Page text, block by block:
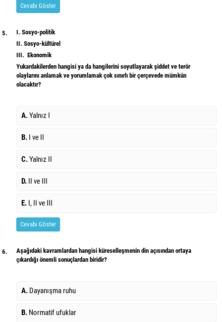
Cevabı Göster
5.
I. Sosyo-politik
II. Sosyo-kültürel
III. Ekonomik
Yukardakilerden hangisi ya da hangilerini soyutlayarak şiddet ve terör
olaylarını anlamak ve yorumlamak çok sınırlı bir çerçevede mümkün
olacaktır?
A.Yalnız I
B. I ve II
C.Yalnız II
D. II ve III
E. I, II ve III
Cevabı Göster
6.
Aşağıdaki kavramlardan hangisi küreselleşmenin din açısından ortaya
çıkardığı önemli sonuçlardan biridir?
A. Dayanışma ruhu
B. Normatif ufuklar